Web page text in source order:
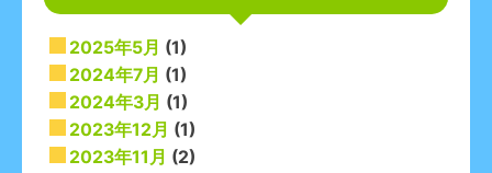
2025年5月 (1)
2024年7月 (1)
2024年3月 (1)
2023年12月 (1)
2023年11月 (2)